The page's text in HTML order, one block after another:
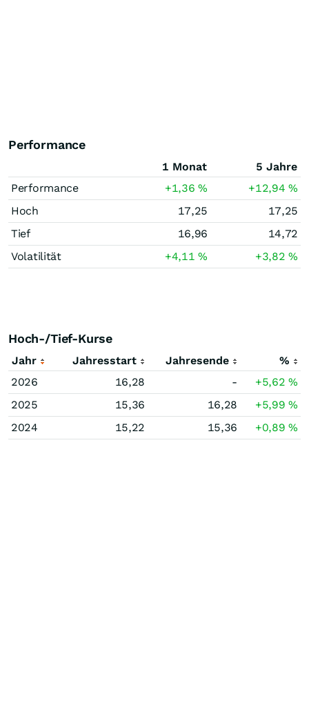
Performance
1 Monat
5 Jahre
Performance
+1,36% +12,94%
Hoch
17,25
17,25
Tief
16,96
14,72
Volatilität
+4,11% +3,82%
Hoch-/Tief-Kurse
Jahr Jahresstart Jahresende
%
2026
16,28 - +5,62%
2025
15,36 16,28 +5,99%
2024
15,22 15,36 +0,89%